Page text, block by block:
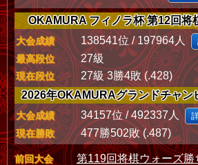
OKAMURA フィノラ杯 第12回将
大会成績 138541位 / 197964人
最高段位 27級
現在段位
27級 3勝4敗 (.428)
2026年OKAMURAグランドチャン
大会成績 34157位 / 492337人
現在勝敗 477勝502敗 (.487)
前回大会
第119回将棋ウォーズ勝